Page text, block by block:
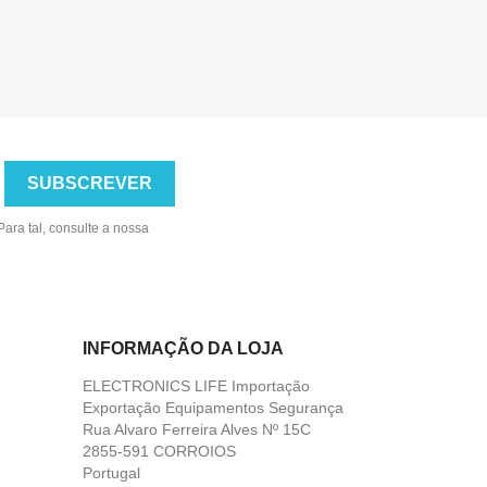
tal, consulte a nossa
INFORMAÇÃO DA LOJA
ELECTRONICS LIFE Importação
Exportação Equipamentos Segurança
Rua Alvaro Ferreira Alves Nº 15C
2855-591 CORROIOS
Portugal